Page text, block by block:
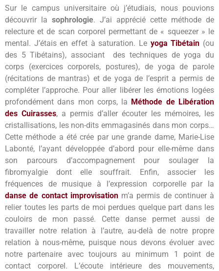
Sur le campus universitaire où j’étudiais, nous pouvions
découvrir la sophrologie. J’ai apprécié cette méthode de
relecture et de scan corporel permettant de « squeezer » le
mental. J’étais en effet à saturation. Le yoga Tibétain (ou
des 5 Tibétains), associant des techniques de yoga du
corps (exercices corporels, postures), de yoga de parole
(récitations de mantras) et de yoga de l’esprit a permis de
compléter l’approche. Pour aller libérer les émotions logées
profondément dans mon corps, la Méthode de Libération
des Cuirasses, a permis d’aller écouter les mémoires, les
cristallisations, les non-dits emmagasinés dans mon corps…
Cette méthode a été crée par une grande dame, Marie-Lise
Labonté, l’ayant développée d’abord pour elle-même dans
son parcours d’accompagnement pour soulager la
fibromyalgie dont elle souffrait. Enfin, associer les
fréquences de musique à l’expression corporelle par la
danse de contact improvisationm’a permis de continuer à
relier toutes les parts de moi perdues quelque part dans les
couloirs de mon passé. Cette danse permet aussi de
travailler notre relation à l’autre, au-delà de notre propre
relation à nous-même, puisque nous devons évoluer avec
notre partenaire avec toujours au minimum 1 point de
contact corporel. L’écoute intérieure des mouvements,